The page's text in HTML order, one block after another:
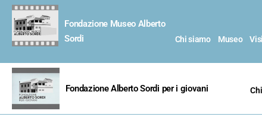
Fondazione Museo Alberto
Sordi
Chi siamo Museo
Fondazione Alberto Sordi per i giovani